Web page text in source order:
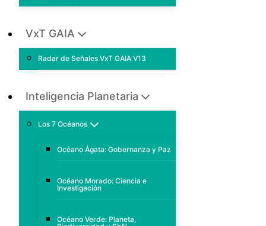
VxT GAIA
Radar de Señales VxT GAIA V13
Inteligencia Planetaria
Los 7 Océanos
Océano Ágata: Gobernanza y Paz
Océano Morado: Ciencia e
Investigación
Océano Verde: Planeta,